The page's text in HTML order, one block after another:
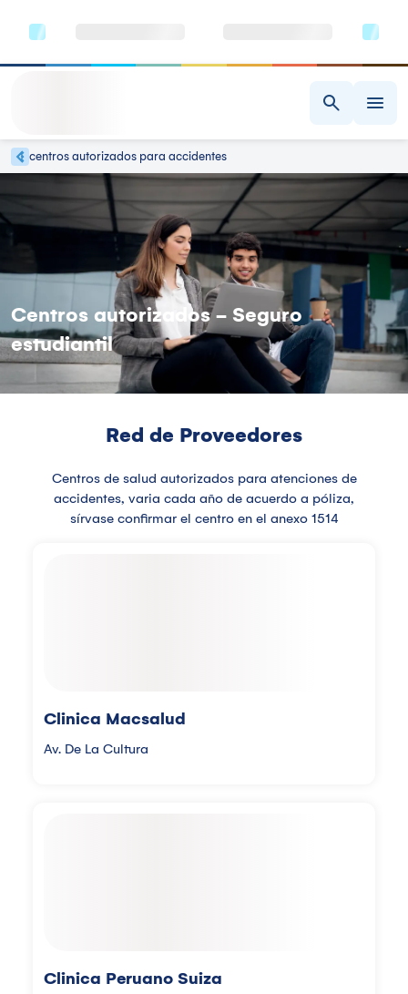
centros autorizados para accidentes
Centros autorizados - Seguro
estudiantil
Red de Proveedores
Centros de salud autorizados para atenciones de
accidentes, varia cada año de acuerdo a póliza,
sírvase confirmar el centro en el anexo 1514
Clinica Macsalud
Av. De La Cultura
Clinica Peruano Suiza